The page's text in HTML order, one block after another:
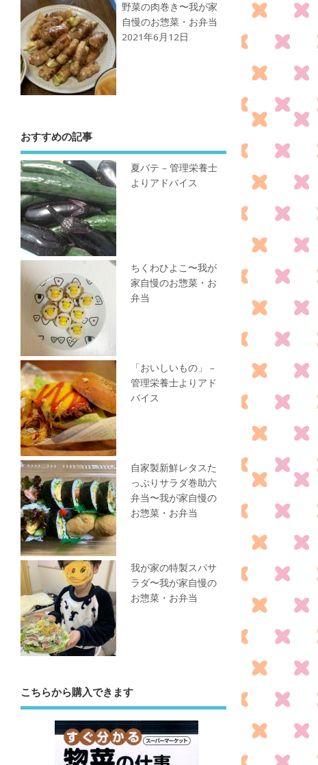
野菜の肉巻き〜我が家
自慢のお惣菜・お弁当
2021年6月12日
おすすめの記事
夏バテ – 管理栄養士
よりアドバイス
ちくわひよこ〜我が
家自慢のお惣菜・お
弁当
「おいしいもの」 –
管理栄養士よりアド
バイス
自家製新鮮レタスた
っぷりサラダ巻助六
弁当〜我が家自慢の
お惣菜・お弁当
我が家の特製スパサ
ラダ〜我が家自慢の
お惣菜・お弁当
こちらから購入できます